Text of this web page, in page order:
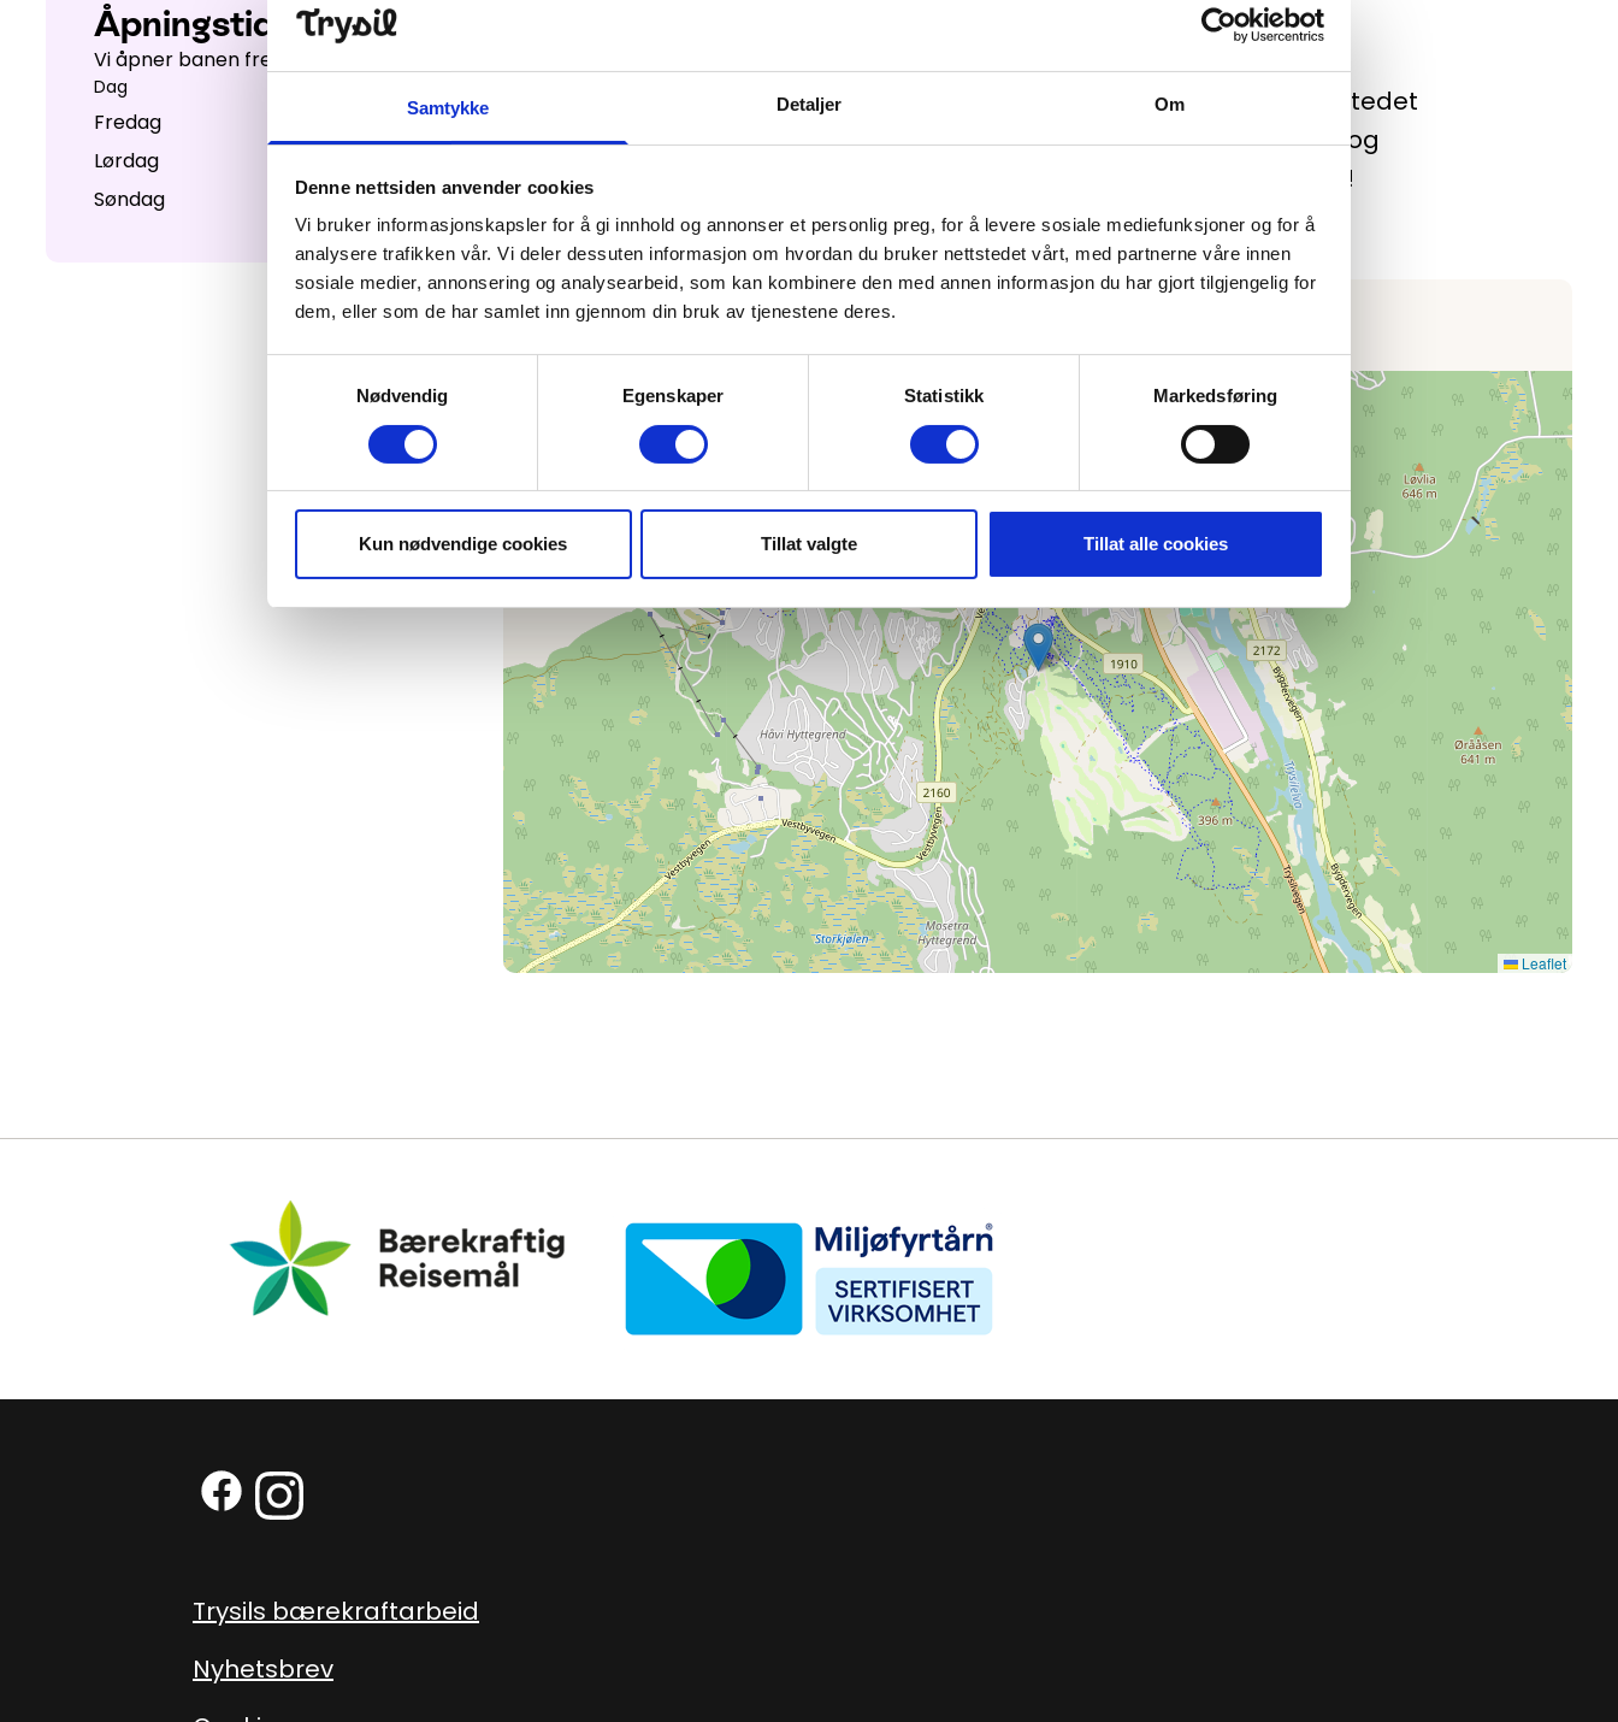
Samtykke Detaljer Om
Denne nettsiden anvender cookies
Vi bruker informasjonskapsler for å gi innhold og annonser et personlig preg, for å levere sosiale mediefunksjoner og for å
analysere trafikken vår. Vi deler dessuten informasjon om hvordan du bruker nettstedet vårt, med partnerne våre innen
sosiale medier, annonsering og analysearbeid, som kan kombinere den med annen informasjon du har gjort tilgjengelig for
dem, eller som de har samlet inn gjennom din bruk av tjenestene deres.
Nødvendig
Egenskaper Statistikk Markedsføring
Kun nødvendige cookies Tillat valgte Tillat alle cookies
Handicapkrav, minimum gjennomført VTG-kurs.
Golfbanen ble i 2020 kåret til Norges 5. beste bane av nettstedet
Leadingcourses. I 2019 ble vi kåret til "Best value for money" og
"Favourite Golf Course" av svenske Golfhäftet. Må oppleves!
Finn frem
Leaflet
Åpningstider
Vi åpner banen fredag 5.juni
Dag
Fredag
Lørdag
Søndag
09:00-17:00
Bærekraftig Reisemål
Miljøfyrtårn
Trysils bærekraftarbeid
Nyhetsbrev